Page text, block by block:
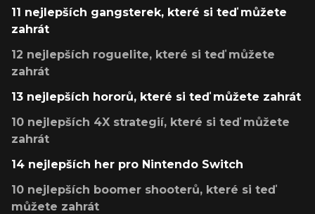
11 nejlepších gangsterek, které si teď můžete
zahrát
12 nejlepších roguelite, které si teď můžete
zahrát
13 nejlepších hororů, které si teď můžete zahrát
10 nejlepších 4X strategií, které si teď můžete
zahrát
14 nejlepších her pro Nintendo Switch
10 nejlepších boomer shooterů, které si teď
můžete zahrát